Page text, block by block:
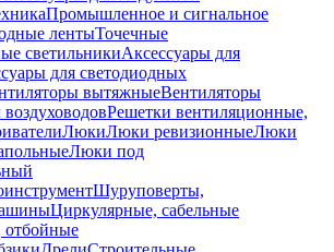
Промышленное и сигнальное
лентыТочечные
светильникиАксессуары для
для светодиодных
вытяжныеВентиляторы
Решетки вентиляционные,
ЛюкиЛюки ревизионныеЛюки
Люки под
Шуруповерты,
Циркулярные, сабельные
отбойные